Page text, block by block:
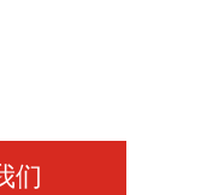
们